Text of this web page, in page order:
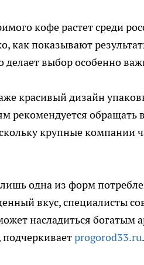
кофе растет среди
как показывают
делает выбор особенно
красивый дизайн
рекомендуется обращать
крупные компании
одна из форм
вкус, специалисты
насладиться богатым
progorod33.ru.